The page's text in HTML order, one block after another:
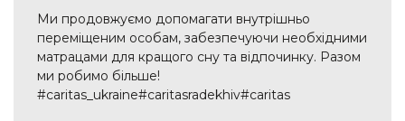
Ми продовжуємо допомагати внутрішньо
переміщеним особам, забезпечуючи необхідними
матрацами для кращого сну та відпочинку. Разом
ми робимо більше!
#caritas_ukraine#caritasradekhiv#caritas